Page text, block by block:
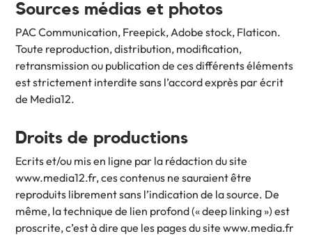
Sources médias et photos
PAC Communication, Freepick, Adobe stock, Flaticon.
Toute reproduction, distribution, modification,
retransmission ou publication de ces différents éléments
est strictement interdite sans l’accord exprès par écrit
de Media12.
Droits de productions
Ecrits et/ou mis en ligne par la rédaction du site
www.media12.fr, ces contenus ne sauraient être
reproduits librement sans l’indication de la source. De
même, la technique de lien profond (« deep linking ») est
proscrite, c’est à dire que les pages du site www.media.fr